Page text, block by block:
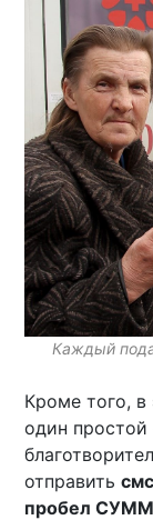
Каждый
Кроме того,
один простой
отправить
пробел